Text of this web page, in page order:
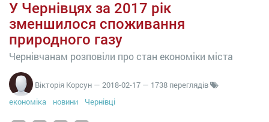
У Чернівцях за 2017 рік
зменшилося споживання
природного газу
Чернівчанам розповіли про стан економіки міста
Вікторія Корсун — 2018-02-17 — 1738 переглядів
економіка
новини Чернівці